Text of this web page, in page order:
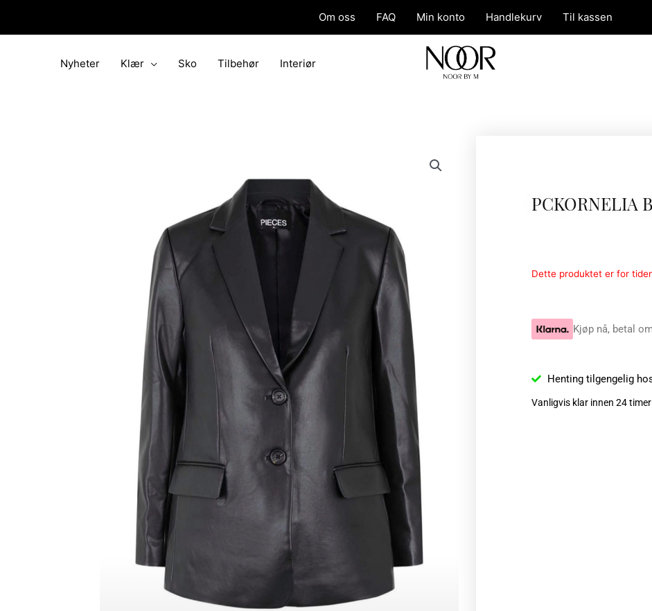
Om oss FAQ Min konto Handlekurv Til kassen
Nyheter Klær Sko Tilbehør Interiør
PCKORNELIA
Dette produktet er for
Kjøp nå, betal
Henting tilgengelig
Vanligvis klar innen 24 timer